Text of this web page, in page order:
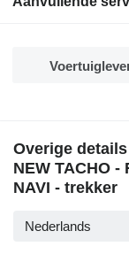
Overige
NEW TACHO -
NAVI - trekker
Nederlands